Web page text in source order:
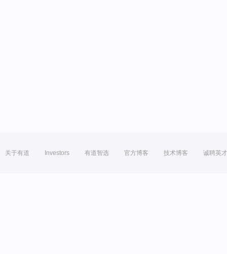
关于有道 Investors 有道智选 官方博客 技术博客 诚聘英才